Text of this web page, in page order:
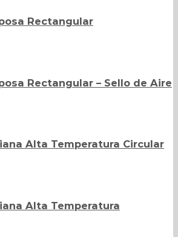
Rectangular
Rectangular – Sello de Aire
Alta Temperatura Circular
Alta Temperatura